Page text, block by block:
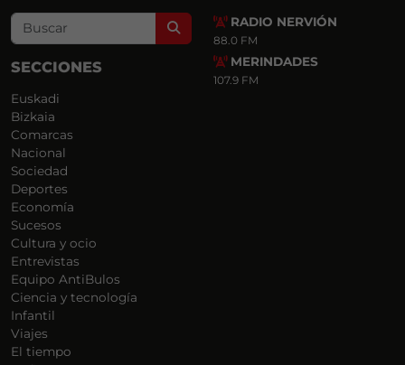
Search
SECCIONES
Euskadi
Bizkaia
Comarcas
Nacional
Sociedad
Deportes
Economía
Sucesos
Cultura y ocio
Entrevistas
Equipo AntiBulos
Ciencia y tecnología
Infantil
Viajes
El tiempo
RADIO NERVIÓN
88.0 FM
MERINDADES
107.9 FM